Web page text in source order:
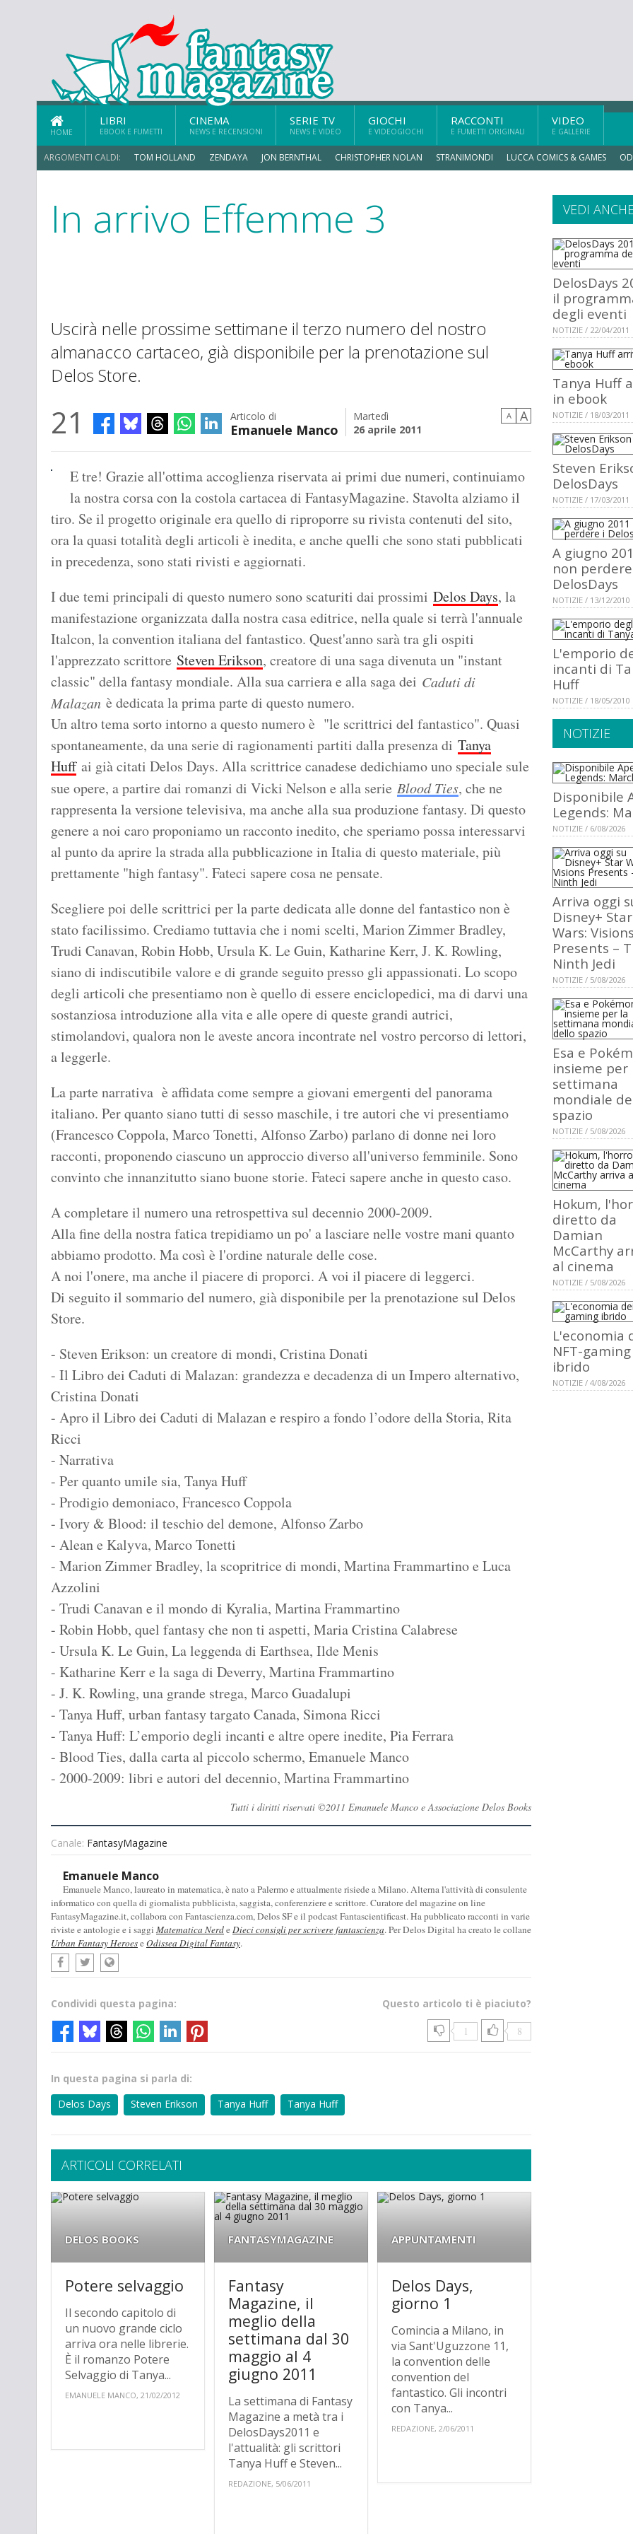
HOME
LIBRI
EBOOK E FUMETTI
CINEMA
NEWS E RECENSIONI
SERIE TV
NEWS E VIDEO
GIOCHI
E VIDEOGIOCHI
RACCONTI
E FUMETTI ORIGINALI
VIDEO
E GALLERIE
ARGOMENTI CALDI: TOM HOLLAND ZENDAYA JON BERNTHAL CHRISTOPHER NOLAN STRANIMONDI LUCCA COMICS & GAMES
In arrivo Effemme 3
Uscirà nelle prossime settimane il terzo numero del nostro
almanacco cartaceo, già disponibile per la prenotazione sul
Delos Store.
21 Articolo di
Emanuele Manco
Martedì
26 aprile 2011
A A
E tre! Grazie all'ottima accoglienza riservata ai primi due numeri, continuiamo
la nostra corsa con la costola cartacea di FantasyMagazine. Stavolta alziamo il
tiro. Se il progetto originale era quello di riproporre su rivista contenuti del sito,
ora la quasi totalità degli articoli è inedita, e anche quelli che sono stati pubblicati
in precedenza, sono stati rivisti e aggiornati.
I due temi principali di questo numero sono scaturiti dai prossimi Delos Days, la
manifestazione organizzata dalla nostra casa editrice, nella quale si terrà l'annuale
Italcon, la convention italiana del fantastico. Quest'anno sarà tra gli ospiti
l'apprezzato scrittore Steven Erikson, creatore di una saga divenuta un "instant
classic" della fantasy mondiale. Alla sua carriera e alla saga dei Caduti di
Malazan è dedicata la prima parte di questo numero.
Un altro tema sorto intorno a questo numero è "le scrittrici del fantastico". Quasi
spontaneamente, da una serie di ragionamenti partiti dalla presenza di Tanya
Huffai già citati Delos Days. Alla scrittrice canadese dedichiamo uno speciale sule
sue opere, a partire dai romanzi di Vicki Nelson e alla serie Blood Ties, che ne
rappresenta la versione televisiva, ma anche alla sua produzione fantasy. Di questo
genere a noi caro proponiamo un racconto inedito, che speriamo possa interessarvi
al punto da aprire la strada alla pubblicazione in Italia di questo materiale, più
prettamente "high fantasy". Fateci sapere cosa ne pensate.
Scegliere poi delle scrittrici per la parte dedicata alle donne del fantastico non è
stato facilissimo. Crediamo tuttavia che i nomi scelti, Marion Zimmer Bradley,
Trudi Canavan, Robin Hobb, Ursula K. Le Guin, Katharine Kerr, J. K. Rowling,
siano di indiscutibile valore e di grande seguito presso gli appassionati. Lo scopo
degli articoli che presentiamo non è quello di essere enciclopedici, ma di darvi una
sostanziosa introduzione alla vita e alle opere di queste grandi autrici,
stimolandovi, qualora non le aveste ancora incontrate nel vostro percorso di lettori,
a leggerle.
La parte narrativa è affidata come sempre a giovani emergenti del panorama
italiano. Per quanto siano tutti di sesso maschile, i tre autori che vi presentiamo
(Francesco Coppola, Marco Tonetti, Alfonso Zarbo) parlano di donne nei loro
racconti, proponendo ciascuno un approccio diverso all'universo femminile. Sono
convinto che innanzitutto siano buone storie. Fateci sapere anche in questo caso.
A completare il numero una retrospettiva sul decennio 2000-2009.
Alla fine della nostra fatica trepidiamo un po' a lasciare nelle vostre mani quanto
abbiamo prodotto. Ma così è l'ordine naturale delle cose.
A noi l'onere, ma anche il piacere di proporci. A voi il piacere di leggerci.
Di seguito il sommario del numero, già disponibile per la prenotazione sul Delos
Store.
- Steven Erikson: un creatore di mondi, Cristina Donati
- Il Libro dei Caduti di Malazan: grandezza e decadenza di un Impero alternativo,
Cristina Donati
- Apro il Libro dei Caduti di Malazan e respiro a fondo l’odore della Storia, Rita
Ricci
- Narrativa
- Per quanto umile sia, Tanya Huff
- Prodigio demoniaco, Francesco Coppola
- Ivory & Blood: il teschio del demone, Alfonso Zarbo
- Alean e Kalyva, Marco Tonetti
- Marion Zimmer Bradley, la scopritrice di mondi, Martina Frammartino e Luca
Azzolini
- Trudi Canavan e il mondo di Kyralia, Martina Frammartino
- Robin Hobb, quel fantasy che non ti aspetti, Maria Cristina Calabrese
- Ursula K. Le Guin, La leggenda di Earthsea, Ilde Menis
- Katharine Kerr e la saga di Deverry, Martina Frammartino
- J. K. Rowling, una grande strega, Marco Guadalupi
- Tanya Huff, urban fantasy targato Canada, Simona Ricci
- Tanya Huff: L’emporio degli incanti e altre opere inedite, Pia Ferrara
- Blood Ties, dalla carta al piccolo schermo, Emanuele Manco
- 2000-2009: libri e autori del decennio, Martina Frammartino
Tutti i diritti riservati ©2011 Emanuele Manco e Associazione Delos Books
Canale: FantasyMagazine
Emanuele Manco
Emanuele Manco, laureato in matematica, è nato a Palermo e attualmente risiede a Milano. Alterna l'attività di consulente
informatico con quella di giornalista pubblicista, saggista, conferenziere e scrittore. Curatore del magazine on line
FantasyMagazine.it, collabora con Fantascienza.com, Delos SF e il podcast Fantascientificast. Ha pubblicato racconti in varie
riviste e antologie e i saggi Matematica NerdeDieci consigli per scrivere fantascienza. Per Delos Digital ha creato le collane
Urban Fantasy HeroeseOdissea Digital Fantasy.
Questo articolo ti è piaciuto?
1 8
Condividi questa pagina:
In questa pagina si parla di:
Delos Days
Steven Erikson Tanya Huff Tanya Huff
ARTICOLI CORRELATI
DELOS BOOKS
Potere selvaggio
Il secondo capitolo di
un nuovo grande ciclo
arriva ora nelle librerie.
È il romanzo Potere
Selvaggio di Tanya...
EMANUELE MANCO, 21/02/2012
FANTASYMAGAZINE
Fantasy
Magazine, il
meglio della
settimana dal 30
maggio al 4
giugno 2011
La settimana di Fantasy
Magazine a metà tra i
DelosDays2011 e
l'attualità: gli scrittori
Tanya Huff e Steven...
REDAZIONE, 5/06/2011
APPUNTAMENTI
Delos Days,
giorno 1
Comincia a Milano, in
via Sant'Uguzzone 11,
la convention delle
convention del
fantastico. Gli incontri
con Tanya...
REDAZIONE, 2/06/2011
VEDI
DelosDays
il
degli eventi
NOTIZIE / 22/04/2011
Tanya Huff
in ebook
NOTIZIE / 18/03/2011
Steven
DelosDays
NOTIZIE / 17/03/2011
A giugno
non
DelosDays
NOTIZIE / 13/12/2010
L'emporio
incanti di
Huff
NOTIZIE / 18/05/2010
NOTIZIE
Disponibile
Legends:
NOTIZIE / 6/08/2026
Arriva oggi
Disney+ Star
Wars:
Presents –
Ninth Jedi
NOTIZIE / 5/08/2026
Esa e
insieme per
settimana
mondiale
spazio
NOTIZIE / 5/08/2026
Hokum,
diretto da
Damian
McCarthy
al cinema
NOTIZIE / 5/08/2026
L'economia
NFT-gaming
ibrido
NOTIZIE / 4/08/2026